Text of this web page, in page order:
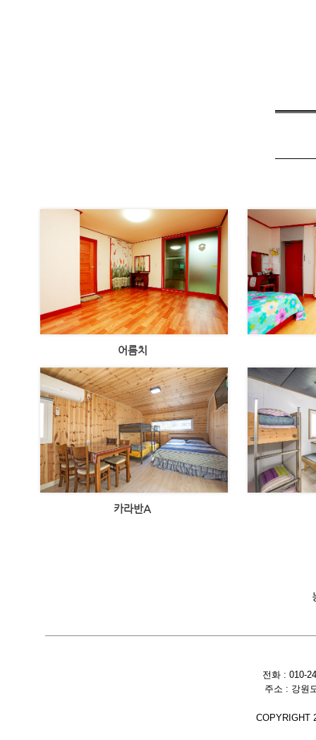
어름치
카라반A
전화 : 010-
주소 : 강원